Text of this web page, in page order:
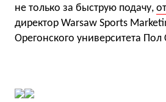
не только за быструю подачу,
директор Warsaw Sports
Орегонского университета Пол